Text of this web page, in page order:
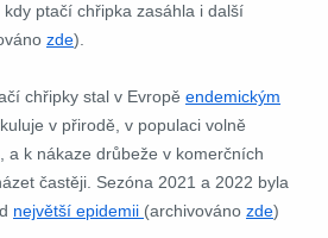
ptačí chřipka zasáhla i další
zde).
chřipky stal v Evropě endemickým
v přirodě, v populaci volně
a k nákaze drůbeže v komerčních
častěji. Sezóna 2021 a 2022 byla
největší epidemii (archivováno zde)